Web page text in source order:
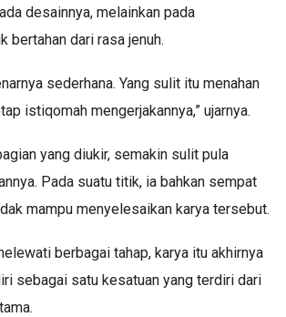
desainnya, melainkan pada
bertahan dari rasa jenuh.
sederhana. Yang sulit itu menahan
istiqomah mengerjakannya,” ujarnya.
yang diukir, semakin sulit pula
Pada suatu titik, ia bahkan sempat
mampu menyelesaikan karya tersebut.
berbagai tahap, karya itu akhirnya
sebagai satu kesatuan yang terdiri dari